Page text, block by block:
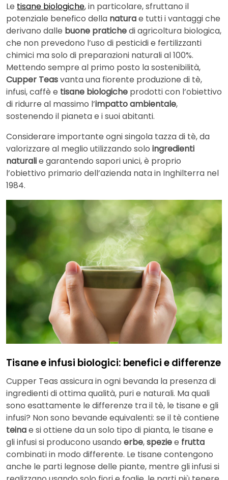
Le tisane biologiche, in particolare, sfruttano il
potenziale benefico della naturae tutti i vantaggi che
derivano dalle buone pratichedi agricoltura biologica,
che non prevedono l’uso di pesticidi e fertilizzanti
chimici ma solo di preparazioni naturali al 100%.
Mettendo sempre al primo posto la sostenibilità,
Cupper Teasvanta una fiorente produzione di tè,
infusi, caffè e tisane biologiche prodotti con l’obiettivo
di ridurre al massimo l’impatto ambientale,
sostenendo il pianeta e i suoi abitanti.
Considerare importante ogni singola tazza di tè, da
valorizzare al meglio utilizzando solo ingredienti
naturalie garantendo sapori unici, è proprio
l’obiettivo primario dell’azienda nata in Inghilterra nel
1984.
Tisane e infusi biologici: benefici e differenze
Cupper Teas assicura in ogni bevanda la presenza di
ingredienti di ottima qualità, puri e naturali. Ma quali
sono esattamente le differenze tra il tè, le tisane e gli
infusi? Non sono bevande equivalenti: se il tè contiene
teinae si ottiene da un solo tipo di pianta, le tisane e
gli infusi si producono usando erbe,speziee frutta
combinati in modo differente. Le tisane contengono
anche le parti legnose delle piante, mentre gli infusi si